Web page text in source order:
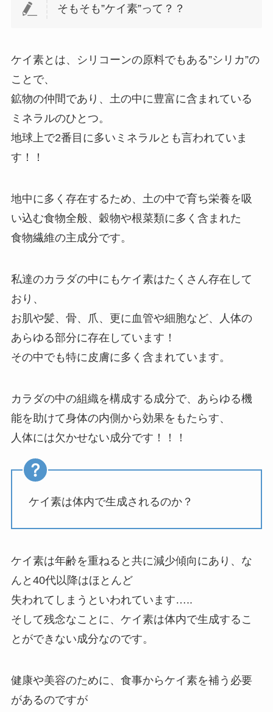
そもそも”ケイ素”って？？
ケイ素とは、シリコーンの原料でもある”シリカ”の
ことで、
鉱物の仲間であり、土の中に豊富に含まれている
ミネラルのひとつ。
地球上で2番目に多いミネラルとも言われていま
す！！
地中に多く存在するため、土の中で育ち栄養を吸
い込む食物全般、穀物や根菜類に多く含まれた
食物繊維の主成分です。
私達のカラダの中にもケイ素はたくさん存在して
おり、
お肌や髪、骨、爪、更に血管や細胞など、人体の
あらゆる部分に存在しています！
その中でも特に皮膚に多く含まれています。
カラダの中の組織を構成する成分で、あらゆる機
能を助けて身体の内側から効果をもたらす、
人体には欠かせない成分です！！！
ケイ素は体内で生成されるのか？
ケイ素は年齢を重ねると共に減少傾向にあり、な
んと40代以降はほとんど
失われてしまうといわれています…..
そして残念なことに、ケイ素は体内で生成するこ
とができない成分なのです。
健康や美容のために、食事からケイ素を補う必要
があるのですが